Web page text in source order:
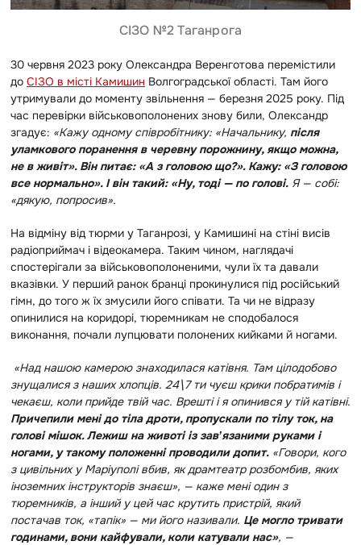
СІЗО №2 Таганрога
30 червня 2023 року Олександра Веренготова перемістили
до СІЗО в місті Камишин Волгоградської області. Там його
утримували до моменту звільнення — березня 2025 року. Під
час перевірки військовополонених знову били, Олександр
згадує: «Кажу одному співробітнику: «Начальнику, після
уламкового поранення в черевну порожнину, якщо можна,
не в живіт». Він питає: «А з головою що?». Кажу: «З головою
все нормально». І він такий: «Ну, тоді — по голові. Я — собі:
«дякую, попросив».
На відміну від тюрми у Таганрозі, у Камишині на стіні висів
радіоприймач і відеокамера. Таким чином, наглядачі
спостерігали за військовополоненими, чули їх та давали
вказівки. У перший ранок бранці прокинулися під російський
гімн, до того ж їх змусили його співати. Та чи не відразу
опинилися на коридорі, тюремникам не сподобалося
виконання, почали лупцювати полонених кийками й ногами.
«Над нашою камерою знаходилася катівня. Там цілодобово
знущалися з наших хлопців. 24\7 ти чуєш крики побратимів і
чекаєш, коли прийде твій час. Врешті і я опинився у тій катівні.
Причепили мені до тіла дроти, пропускали по тілу ток, на
голові мішок. Лежиш на животі із завʼязаними руками і
ногами, у такому положенні проводили допит. «Говори, кого
з цивільних у Маріуполі вбив, як драмтеатр розбомбив, яких
іноземних інструкторів знаєш», — каже мені один з
тюремників, а інший у цей час крутить пристрій, який
постачав ток, «тапік» — ми його називали. Це могло тривати
годинами, вони кайфували, коли катували нас», —